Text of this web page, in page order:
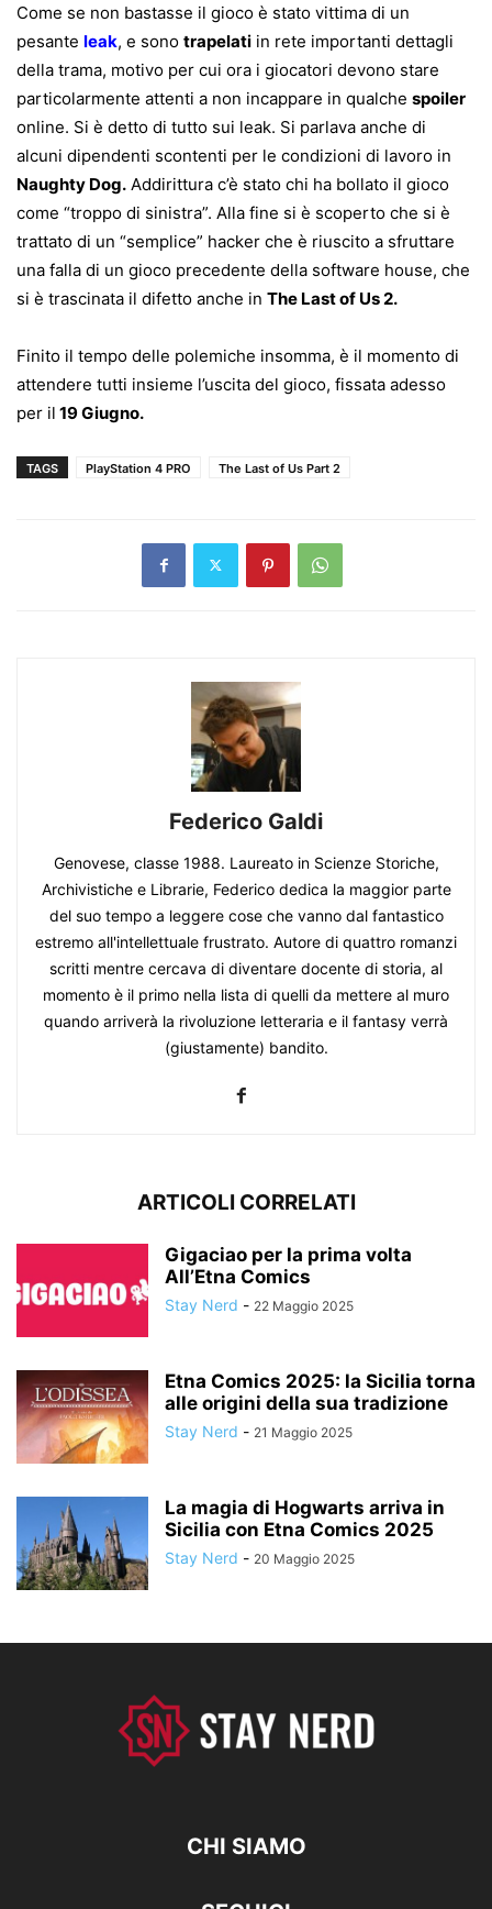
Come se non bastasse il gioco è stato vittima di un
pesante leak, e sono trapelati in rete importanti dettagli
della trama, motivo per cui ora i giocatori devono stare
particolarmente attenti a non incappare in qualche spoiler
online. Si è detto di tutto sui leak. Si parlava anche di
alcuni dipendenti scontenti per le condizioni di lavoro in
Naughty Dog. Addirittura c’è stato chi ha bollato il gioco
come “troppo di sinistra”. Alla fine si è scoperto che si è
trattato di un “semplice” hacker che è riuscito a sfruttare
una falla di un gioco precedente della software house, che
si è trascinata il difetto anche in The Last of Us 2.
Finito il tempo delle polemiche insomma, è il momento di
attendere tutti insieme l’uscita del gioco, fissata adesso
per il 19 Giugno.
TAGS PlayStation 4 PRO The Last of Us Part 2
Federico Galdi
Genovese, classe 1988. Laureato in Scienze Storiche,
Archivistiche e Librarie, Federico dedica la maggior parte
del suo tempo a leggere cose che vanno dal fantastico
estremo all'intellettuale frustrato. Autore di quattro romanzi
scritti mentre cercava di diventare docente di storia, al
momento è il primo nella lista di quelli da mettere al muro
quando arriverà la rivoluzione letteraria e il fantasy verrà
(giustamente) bandito.
ARTICOLI CORRELATI
Gigaciao per la prima volta
All’Etna Comics
Stay Nerd - 22 Maggio 2025
Etna Comics 2025: la Sicilia torna
alle origini della sua tradizione
Stay Nerd - 21 Maggio 2025
La magia di Hogwarts arriva in
Sicilia con Etna Comics 2025
Stay Nerd - 20 Maggio 2025
CHI SIAMO